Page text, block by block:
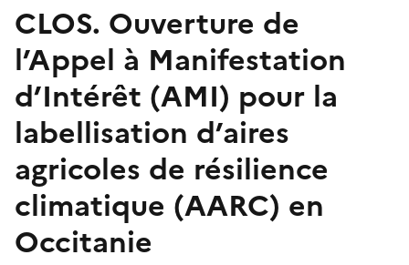
CLOS. Ouverture de
l’Appel à Manifestation
d’Intérêt (AMI) pour la
labellisation d’aires
agricoles de résilience
climatique (AARC) en
Occitanie